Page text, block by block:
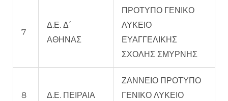
7
Δ.Ε. Δ΄
ΑΘΗΝΑΣ
ΠΡΟΤΥΠΟ ΓΕΝΙΚΟ
ΛΥΚΕΙΟ
ΕΥΑΓΓΕΛΙΚΗΣ
ΣΧΟΛΗΣ ΣΜΥΡΝΗΣ
8 Δ.Ε. ΠΕΙΡΑΙΑ
ΖΑΝΝΕΙΟ ΠΡΟΤΥΠΟ
ΓΕΝΙΚΟ ΛΥΚΕΙΟ